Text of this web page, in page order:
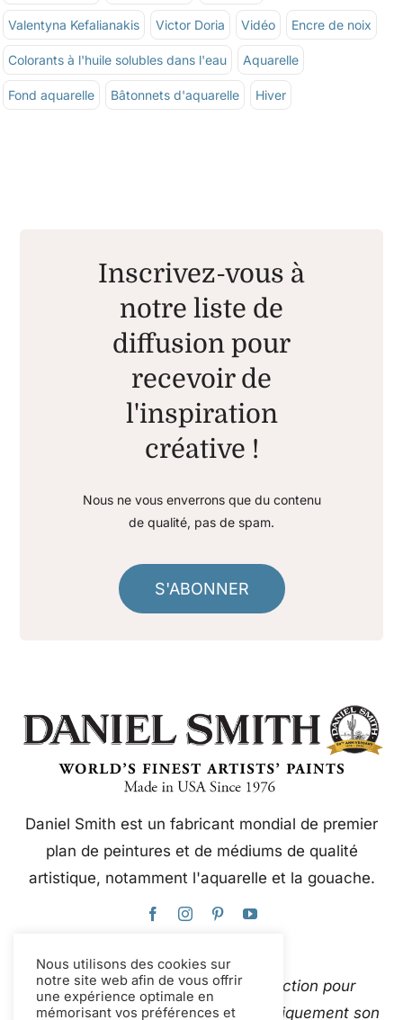
Valentyna Kefalianakis Victor Doria Vidéo Encre de noix
Colorants à l'huile solubles dans l'eau Aquarelle
Fond aquarelle Bâtonnets d'aquarelle Hiver
Inscrivez-vous à
notre liste de
diffusion pour
recevoir de
l'inspiration
créative !
Nous ne vous enverrons que du contenu
de qualité, pas de spam.
S'ABONNER
Daniel Smith est un fabricant mondial de premier
plan de peintures et de médiums de qualité
artistique, notamment l'aquarelle et la gouache.
Ce site web utilise Google Traduction pour
traduire instantanément et automatiquement son
Nous utilisons des cookies sur
notre site web afin de vous offrir
une expérience optimale en
mémorisant vos préférences et